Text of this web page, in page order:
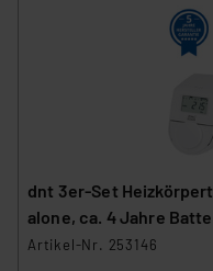
dnt 3er-Set
alone, ca. 4 Jahre
Artikel-Nr. 253146